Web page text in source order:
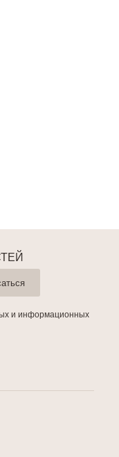
и информационных